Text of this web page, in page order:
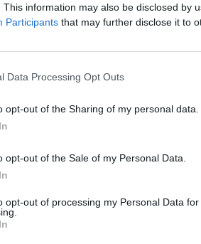
This information may also be disclosed by
Participants that may further disclose it to
Data Processing Opt Outs
opt-out of the Sharing of my personal data.
opt-out of the Sale of my Personal Data.
opt-out of processing my Personal Data for
Daugiau